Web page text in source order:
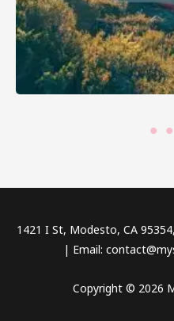
1421 I St, Modesto, CA
| Email:
Copyright © 2026